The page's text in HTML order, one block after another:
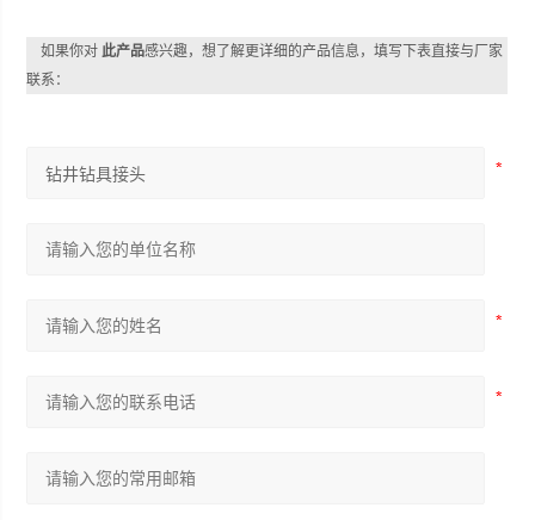
如果你对此产品感兴趣，想了解更详细的产品信息，填写下表直接与厂家
联系：